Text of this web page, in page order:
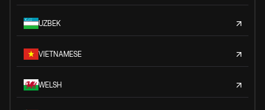
UZBEK
VIETNAMESE
WELSH